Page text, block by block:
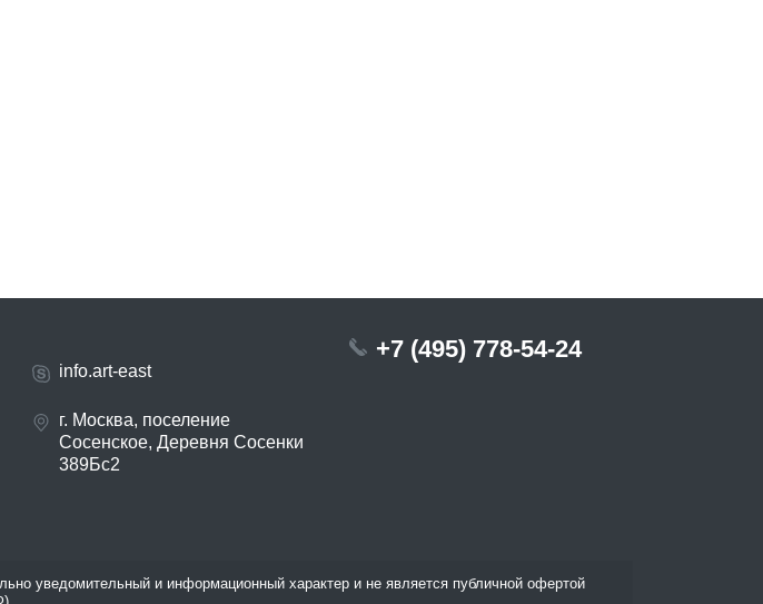
info.art-east
г. Москва, поселение
Сосенское, Деревня Сосенки
389Бс2
+7 (495) 778-54-24
уведомительный и информационный характер и не является публичной офертой